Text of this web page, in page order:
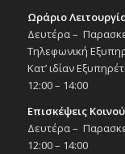
Ωράριο
Δευτέρα –
Τηλεφωνική
Κατ’ ιδίαν
12:00 – 14:00
Επισκέψεις
Δευτέρα –
12:00 – 14:00